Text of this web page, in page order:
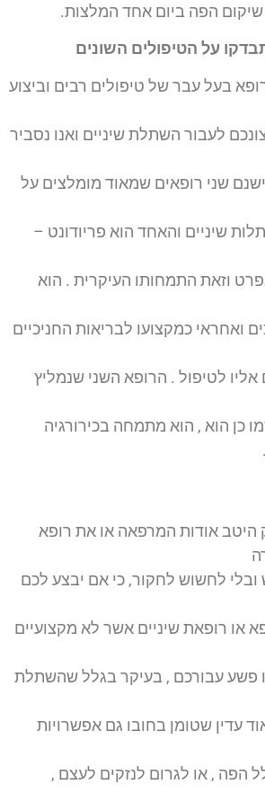
שיקום הפה ביום אחד המלצות.
על הטיפולים השונים
בעל עבר של טיפולים רבים וביצוע
לעבור השתלת שיניים ואנו נסביר
שני רופאים שמאוד מומלצים על
שיניים והאחד הוא פריודונט –
וזאת התמחותו העיקרית . הוא
ואחראי כמקצועו לבריאות החניכיים
לטיפול . הרופא השני שנמליץ
כן הוא , הוא מתמחה בכירורגיה
היטב אודות המרפאה או את רופא
לחשוש לחקור, כי אם יבצע לכם
או רופאת שיניים אשר לא מקצועיים
פשע עבורכם , בעיקר בגלל שהשתלת
עדין שטומן בחובו גם אפשרויות
הפה , או לגרום לנזקים לעצם ,